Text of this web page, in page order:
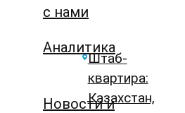
с нами
Аналитика
Новости и
Штаб-
квартира:
Казахстан,